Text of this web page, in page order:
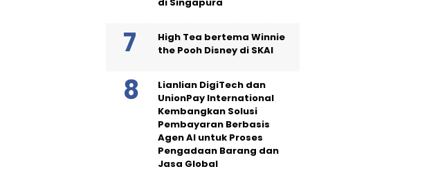
High Tea bertema Winnie
the Pooh Disney di SKAI
Lianlian DigiTech dan
UnionPay International
Kembangkan Solusi
Pembayaran Berbasis
Agen AI untuk Proses
Pengadaan Barang dan
Jasa Global